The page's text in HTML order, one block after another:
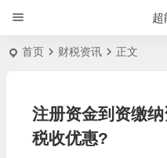
超
首页 财税资讯 正文
注册资金到资缴
税收优惠?